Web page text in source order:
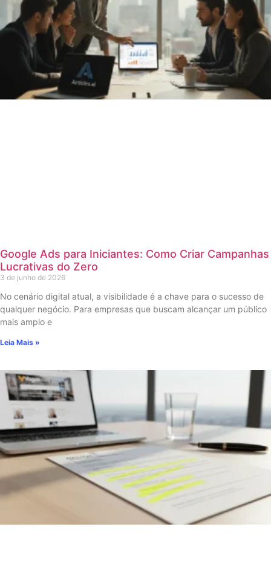
Google Ads para Iniciantes: Como Criar Campanhas
Lucrativas do Zero
3 de junho de 2026
No cenário digital atual, a visibilidade é a chave para o sucesso de
qualquer negócio. Para empresas que buscam alcançar um público
mais amplo e
Leia Mais »